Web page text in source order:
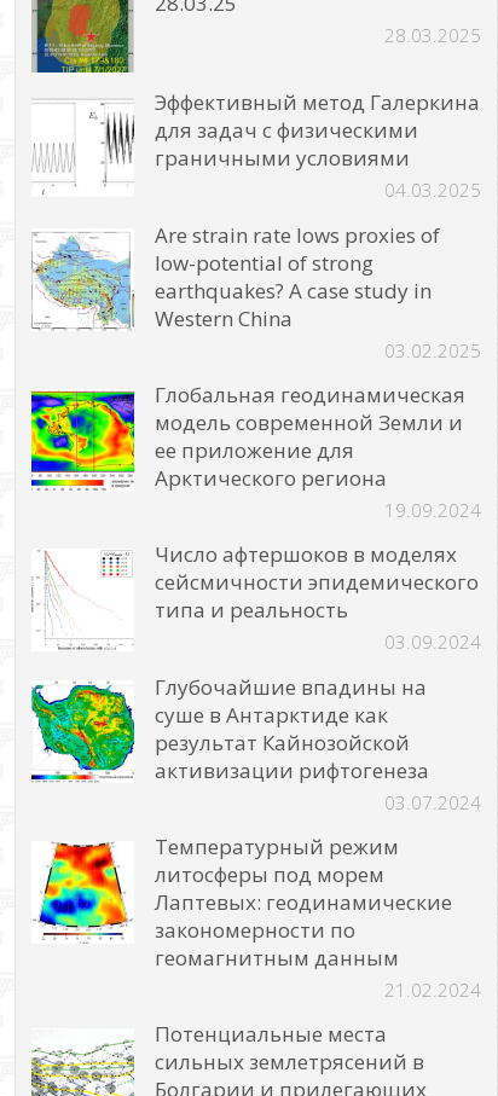
28.03.2025
Эффективный метод Галеркина
для задач с физическими
граничными условиями
04.03.2025
Are strain rate lows proxies of
low-potential of strong
earthquakes? A case study in
Western China
03.02.2025
Глобальная геодинамическая
модель современной Земли и
ее приложение для
Арктического региона
19.09.2024
Число афтершоков в моделях
сейсмичности эпидемического
типа и реальность
03.09.2024
Глубочайшие впадины на
суше в Антарктиде как
результат Кайнозойской
активизации рифтогенеза
03.07.2024
Температурный режим
литосферы под морем
Лаптевых: геодинамические
закономерности по
геомагнитным данным
21.02.2024
Потенциальные места
сильных землетрясений в
Болгарии и прилегающих